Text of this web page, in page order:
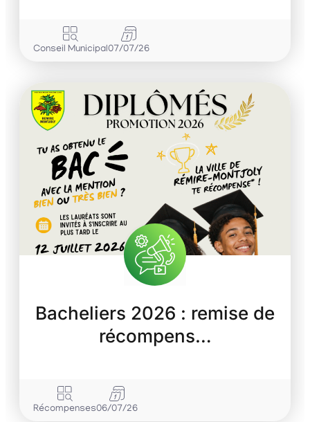
Conseil Municipal07/07/26
Bacheliers 2026 : remise de
récompens…
Récompenses06/07/26